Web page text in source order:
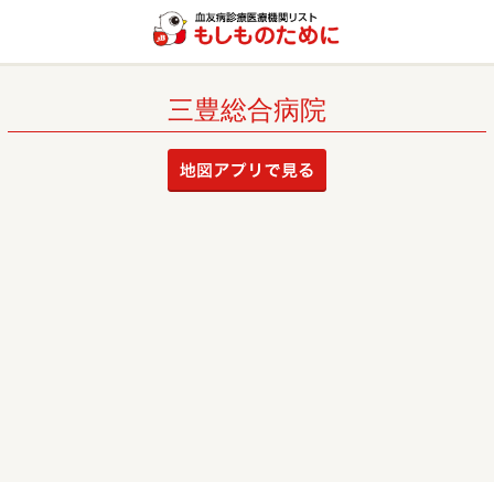
三豊総合病院